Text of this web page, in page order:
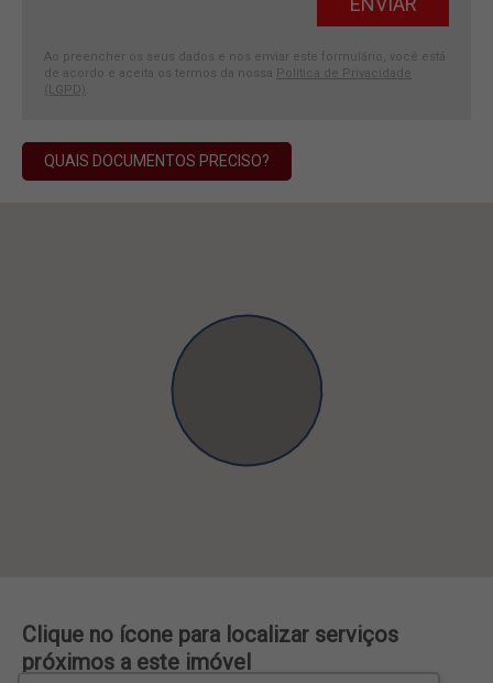
Ao preencher os seus dados e nos enviar este formulário, você está
de acordo e aceita os termos da nossa Política de Privacidade
(LGPD)
QUAIS DOCUMENTOS PRECISO?